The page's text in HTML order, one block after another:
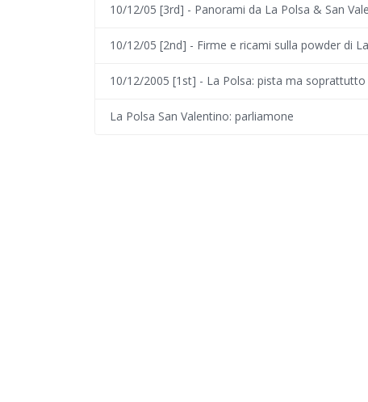
10/12/05 [3rd] - Panorami da La Polsa & San
10/12/05 [2nd] - Firme e ricami sulla powder di
10/12/2005 [1st] - La Polsa: pista ma
La Polsa San Valentino: parliamone